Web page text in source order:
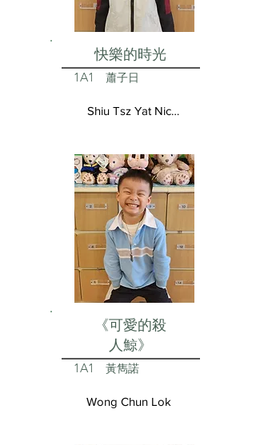
快樂的時光
1A1 蕭子日
Shiu Tsz Yat Nicolas
《可愛的殺
人鯨》
1A1 黃雋諾
Wong Chun Lok